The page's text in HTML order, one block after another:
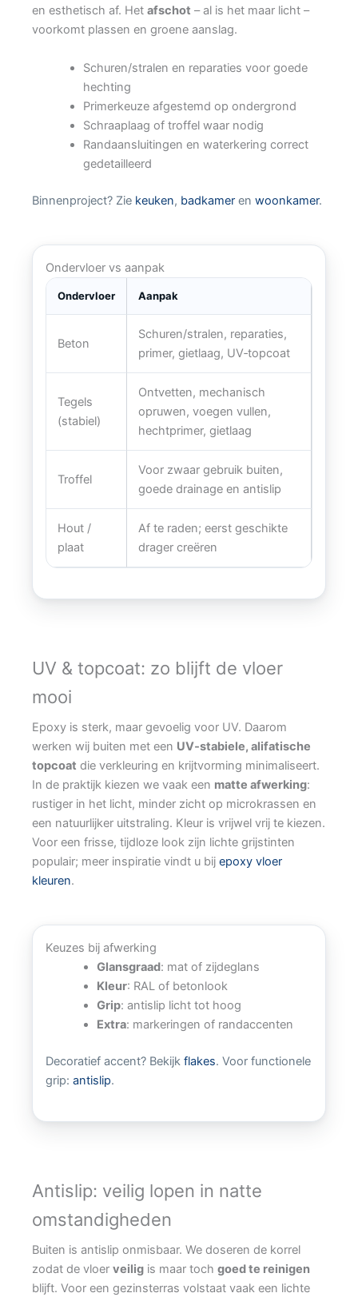
en esthetisch af. Het afschot – al is het maar licht –
voorkomt plassen en groene aanslag.
Schuren/stralen en reparaties voor goede
hechting
Primerkeuze afgestemd op ondergrond
Schraaplaag of troffel waar nodig
Randaansluitingen en waterkering correct
gedetailleerd
Binnenproject? Zie keuken, badkamer en woonkamer.
Ondervloer vs aanpak
Ondervloer Aanpak
Beton
Schuren/stralen, reparaties,
primer, gietlaag, UV‑topcoat
Tegels
(stabiel)
Ontvetten, mechanisch
opruwen, voegen vullen,
hechtprimer, gietlaag
Troffel
Voor zwaar gebruik buiten,
goede drainage en antislip
Hout /
plaat
Af te raden; eerst geschikte
drager creëren
UV & topcoat: zo blijft de vloer
mooi
Epoxy is sterk, maar gevoelig voor UV. Daarom
werken wij buiten met een UV‑stabiele, alifatische
topcoat die verkleuring en krijtvorming minimaliseert.
In de praktijk kiezen we vaak een matte afwerking:
rustiger in het licht, minder zicht op microkrassen en
een natuurlijker uitstraling. Kleur is vrijwel vrij te kiezen.
Voor een frisse, tijdloze look zijn lichte grijstinten
populair; meer inspiratie vindt u bij epoxy vloer
kleuren.
Keuzes bij afwerking
Glansgraad: mat of zijdeglans
Kleur: RAL of betonlook
Grip: antislip licht tot hoog
Extra: markeringen of randaccenten
Decoratief accent? Bekijk flakes. Voor functionele
grip: antislip.
Antislip: veilig lopen in natte
omstandigheden
Buiten is antislip onmisbaar. We doseren de korrel
zodat de vloer veilig is maar toch goed te reinigen
blijft. Voor een gezinsterras volstaat vaak een lichte